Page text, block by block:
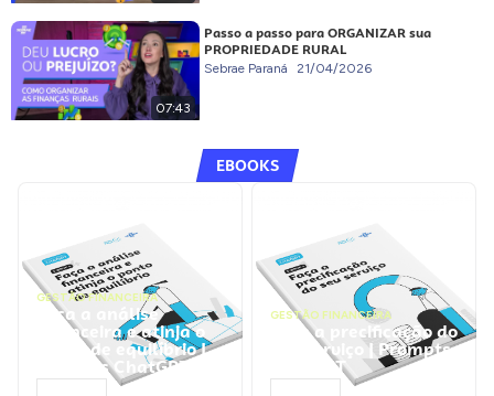
07:43
Passo a passo para ORGANIZAR sua
PROPRIEDADE RURAL
Sebrae Paraná 21/04/2026
EBOOKS
GESTÃO FINANCEIRA
Faça a análise
financeira e atinja o
ponto de equilíbrio |
Prompts ChatGPT
GESTÃO FINANCEIRA
Faça a precificação do
seu serviço | Prompts
ChatGPT